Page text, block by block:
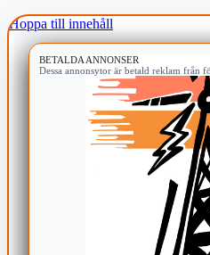
Hoppa till innehåll
BETALDA ANNONSER
Dessa annonsytor är betald reklam från